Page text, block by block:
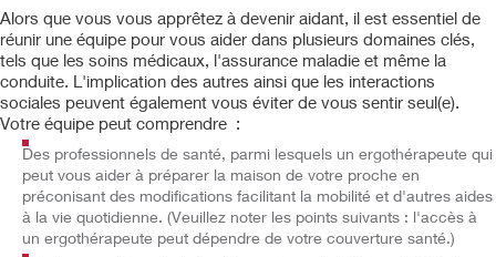
Alors que vous vous apprêtez à devenir aidant, il est essentiel de
réunir une équipe pour vous aider dans plusieurs domaines clés,
tels que les soins médicaux, l'assurance maladie et même la
conduite. L'implication des autres ainsi que les interactions
sociales peuvent également vous éviter de vous sentir seul(e).
Votre équipe peut comprendre :
Des professionnels de santé, parmi lesquels un ergothérapeute qui
peut vous aider à préparer la maison de votre proche en
préconisant des modifications facilitant la mobilité et d'autres aides
à la vie quotidienne. (Veuillez noter les points suivants : l'accès à
un ergothérapeute peut dépendre de votre couverture santé.)